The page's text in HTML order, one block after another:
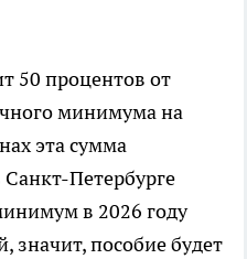
50 процентов от
минимума на
эта сумма
Петербурге
в 2026 году
значит, пособие будет